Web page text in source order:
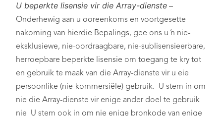
U beperkte lisensie vir die Array-dienste –
Onderhewig aan u ooreenkoms en voortgesette
nakoming van hierdie Bepalings, gee ons u ’n nie-
eksklusiewe, nie-oordraagbare, nie-sublisensieerbare,
herroepbare beperkte lisensie om toegang te kry tot
en gebruik te maak van die Array-dienste vir u eie
persoonlike (nie-kommersiële) gebruik. U stem in om
nie die Array-dienste vir enige ander doel te gebruik
nie U stem ook in om nie enige bronkode van enige